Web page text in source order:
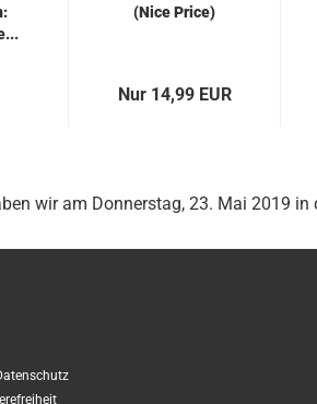
(Nice Price)
Nur 14,99 EUR
wir am Donnerstag, 23. Mai 2019